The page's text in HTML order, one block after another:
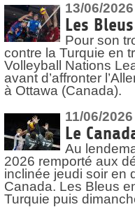
13/06/2026
Les
Pour son
contre la Turquie en
Volleyball Nations
avant d’affronter
à Ottawa (Canada).
11/06/2026
Le
Au
2026 remporté aux
inclinée jeudi soir en
Canada. Les Bleus
Turquie puis